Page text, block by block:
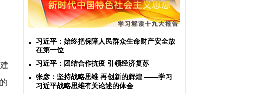
习近平：始终把保障人民群众生命财产安全放
在第一位
习近平：团结合作抗疫 引领经济复苏
张彦：坚持战略思维 再创新的辉煌 ——学习
习近平战略思维有关论述的体会